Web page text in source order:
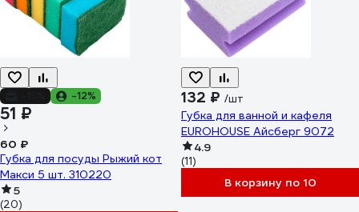
-12%
51 ₽
60 ₽
Губка для посуды Рыжий кот
Макси 5 шт. 310220
5
(20)
132 ₽ /шт
Губка для ванной и кафеля
EUROHOUSE Айсберг 9072
4.9
(11)
В корзину по 10